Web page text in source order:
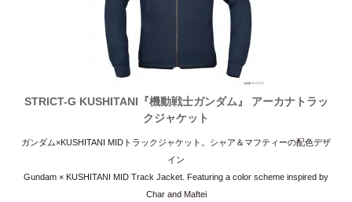
STRICT-G KUSHITANI『機動戦士ガンダム』 アーカナトラッ
クジャケット
ガンダム×KUSHITANI MIDトラックジャケット。シャア＆マフティーの配色デザ
イン
Gundam × KUSHITANI MID Track Jacket. Featuring a color scheme inspired by
Char and Maftei